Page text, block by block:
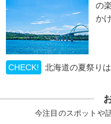
の
か
CHECK! 北海道の夏祭り
今注目のスポットや